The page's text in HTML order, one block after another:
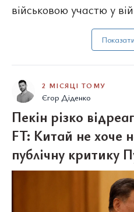
військовою участю у
2 МІСЯЦІ ТОМУ
Єгор Діденко
Пекін різко
FT: Китай не хоче
публічну критику